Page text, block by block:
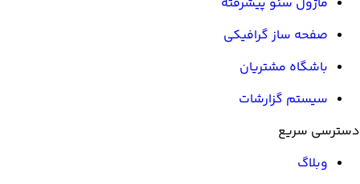
صفحه ساز گرافیکی
باشگاه مشتریان
سیستم گزارشات
دسترسی سریع
وبلاگ